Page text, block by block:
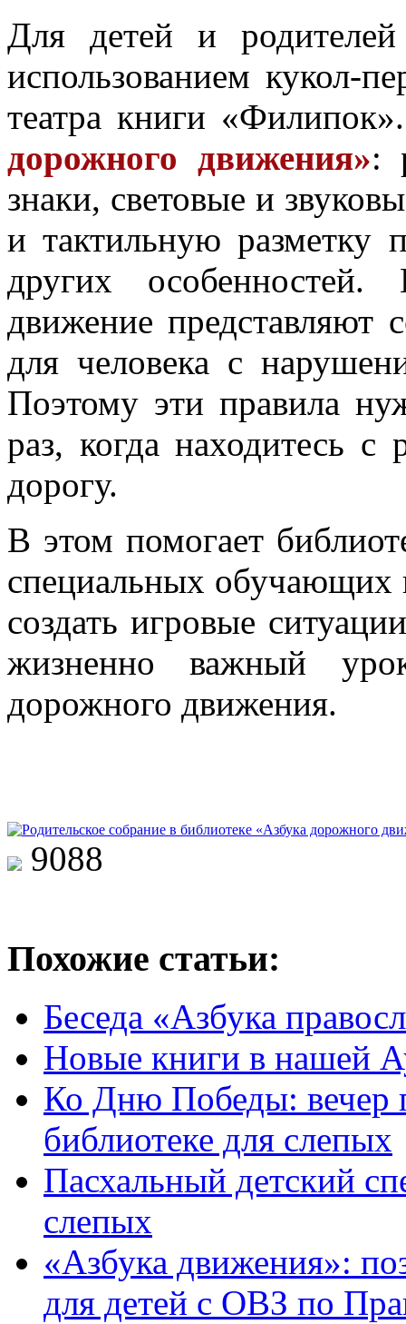
Для детей и родителей
использованием кукол-
театра книги
дорожного движения»:
знаки, световые и
и тактильную разметку
других особенностей.
движение представляют
для человека с
Поэтому эти правила
раз, когда находитесь с
дорогу.
В этом помогает
специальных обучающих
создать игровые
жизненно важный
дорожного движения.
9088
Похожие статьи:
Беседа «Азбука
Новые книги в нашей
Ко Дню Победы: вечер
библиотеке для слепых
Пасхальный детский
слепых
«Азбука движения»:
для детей с ОВЗ по